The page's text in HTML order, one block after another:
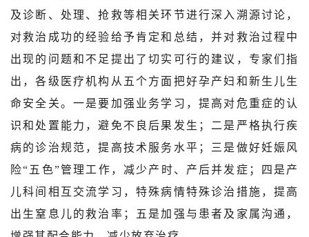
及诊断、处理、抢救等相关环节进行深入溯源讨论，
对救治成功的经验给予肯定和总结，并对救治过程中
出现的问题和不足提出了切实可行的建议，专家们指
出，各级医疗机构从五个方面把好孕产妇和新生儿生
命安全关。一是要加强业务学习，提高对危重症的认
识和处置能力，避免不良后果发生；二是严格执行疾
病的诊治规范，提高技术服务水平；三是做好妊娠风
险“五色”管理工作，减少产时、产后并发症；四是产
儿科间相互交流学习，特殊病情特殊诊治措施，提高
出生窒息儿的救治率；五是加强与患者及家属沟通，